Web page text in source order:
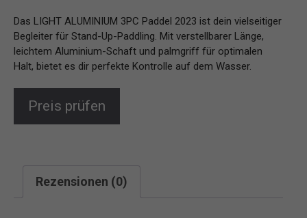
Das LIGHT ALUMINIUM 3PC Paddel 2023 ist dein vielseitiger
Begleiter für Stand-Up-Paddling. Mit verstellbarer Länge,
leichtem Aluminium-Schaft und palmgriff für optimalen
Halt, bietet es dir perfekte Kontrolle auf dem Wasser.
Preis prüfen
Rezensionen (0)